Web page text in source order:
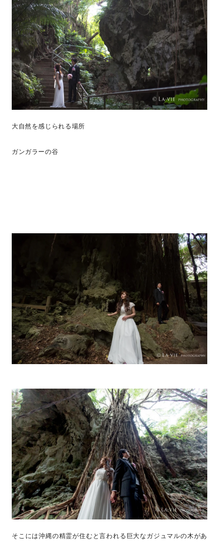
大自然を感じられる場所
ガンガラーの谷
そこには沖縄の精霊が住むと言われる巨大なガジュマルの木があ